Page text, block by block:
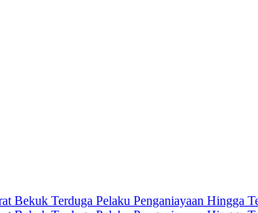
Bekuk Terduga Pelaku Penganiayaan Hingga